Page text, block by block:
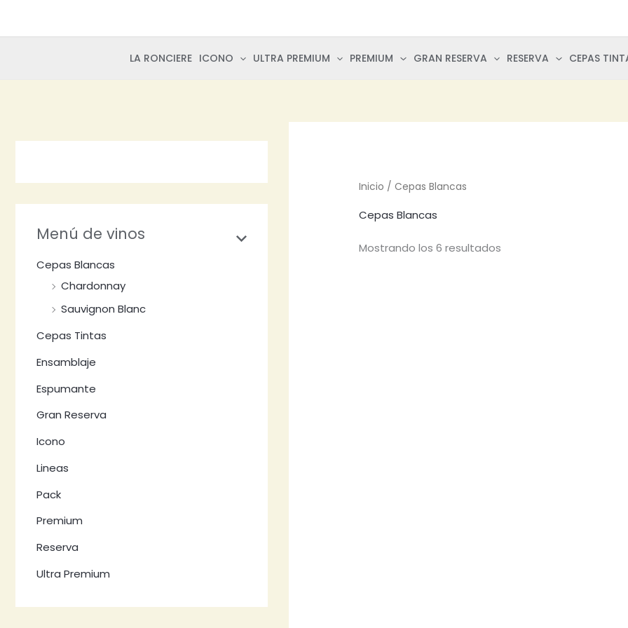
LA RONCIERE ICONO ULTRA PREMIUM PREMIUM GRAN RESERVA RESERVA CEPAS
Menú de vinos
Cepas Blancas
Chardonnay
Sauvignon Blanc
Cepas Tintas
Ensamblaje
Espumante
Gran Reserva
Icono
Lineas
Pack
Premium
Reserva
Ultra Premium
Inicio / Cepas Blancas
Cepas Blancas
Mostrando los 6 resultados